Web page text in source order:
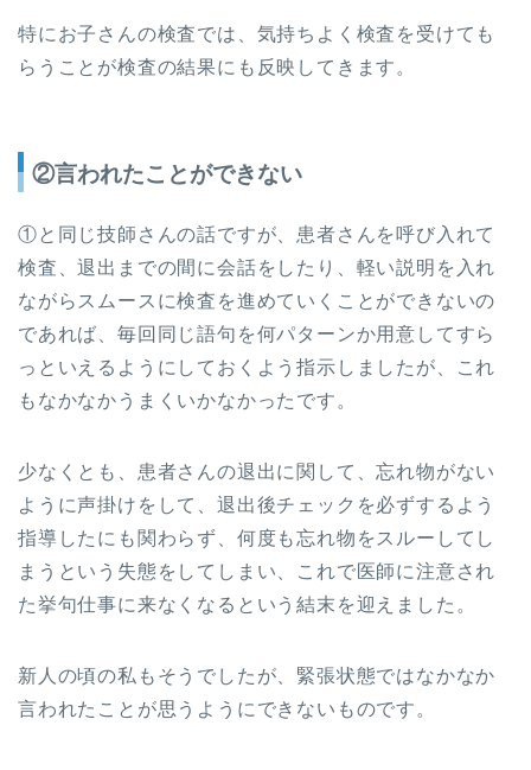
特にお子さんの検査では、気持ちよく検査を受けても
らうことが検査の結果にも反映してきます。
②言われたことができない
①と同じ技師さんの話ですが、患者さんを呼び入れて
検査、退出までの間に会話をしたり、軽い説明を入れ
ながらスムースに検査を進めていくことができないの
であれば、毎回同じ語句を何パターンか用意してすら
っといえるようにしておくよう指示しましたが、これ
もなかなかうまくいかなかったです。
少なくとも、患者さんの退出に関して、忘れ物がない
ように声掛けをして、退出後チェックを必ずするよう
指導したにも関わらず、何度も忘れ物をスルーしてし
まうという失態をしてしまい、これで医師に注意され
た挙句仕事に来なくなるという結末を迎えました。
新人の頃の私もそうでしたが、緊張状態ではなかなか
言われたことが思うようにできないものです。